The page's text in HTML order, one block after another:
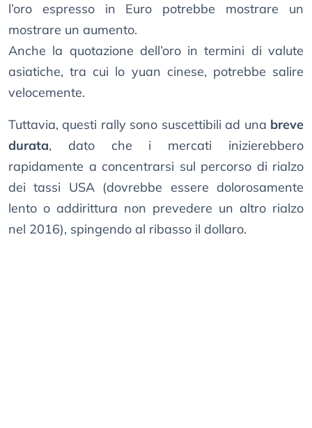
l’oro espresso in Euro potrebbe mostrare un
mostrare un aumento.
Anche la quotazione dell’oro in termini di valute
asiatiche, tra cui lo yuan cinese, potrebbe salire
velocemente.
Tuttavia, questi rally sono suscettibili ad una breve
durata, dato che i mercati inizierebbero
rapidamente a concentrarsi sul percorso di rialzo
dei tassi USA (dovrebbe essere dolorosamente
lento o addirittura non prevedere un altro rialzo
nel 2016), spingendo al ribasso il dollaro.